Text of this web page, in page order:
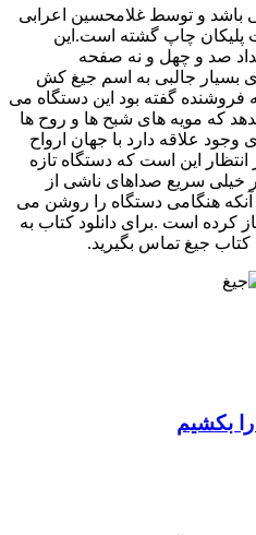
باشد و توسط غلامحسین اعرابی
پلیکان چاپ گشته است.این
صد و چهل و نه صفحه
بسیار جالبی به اسم جیغ کش
گفته بود این دستگاه می
که مویه های شبح ها و روح ها
وجود علاقه دارد با جهان ارواح
انتظار این است که دستگاه تازه
خیلی سریع صداهای ناشی از
هنگامی دستگاه را روشن می
کرده است .برای دانلود کتاب به
کتاب جیغ تماس بگیرید.
را بکشیم